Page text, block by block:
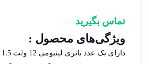
تماس بگیرید
ویژگی‌های محصول :
دارای یک عدد باتری لیتیومی 12 ولت 1.5 آمپر